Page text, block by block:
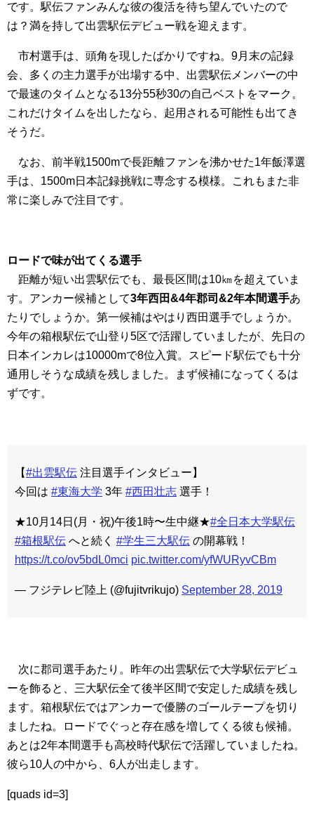
です。駅伝ファンみんな彼の復活を待ち望んでいたので
は？満を持して出雲駅伝デビュー戦を迎えます。
市村選手は、頭角を現したばかりですね。9月末の記録
会、多くの主力選手が出場する中、出雲駅伝メンバーの中
で最速のタイムとなる13分55秒30の自己ベストをマーク。
これだけタイムを出したなら、起用される可能性も出てき
そうだ。
なお、前半戦1500mで長距離ファンを沸かせた1年飯澤選
手は、1500m日本記録挑戦に専念する模様。これもまた非
常に楽しみで注目です。
ロードで味が出てくる選手
距離が短い出雲駅伝でも、最長区間は10㎞を超えていま
す。アンカー候補として3年西田&4年郡司&2年本間選手あ
たりでしょうか。第一候補はやはり西田選手でしょうか。
今年の箱根駅伝で山登り5区で活躍していましたが、先日の
日本インカレは10000mで8位入賞。スピード駅伝でも十分
通用しそうな成績を残しました。まず候補になってくるは
ずです。
【#出雲駅伝 注目選手インタビュー】
今回は #東海大学 3年 #西田壮志 選手！
★10月14日(月・祝)午後1時〜生中継★#全日本大学駅伝
#箱根駅伝 へと続く #学生三大駅伝 の開幕戦！
https://t.co/ov5bdL0mci pic.twitter.com/yfWURyvCBm
— フジテレビ陸上 (@fujitvrikujo) September 28, 2019
次に郡司選手あたり。昨年の出雲駅伝で大学駅伝デビュ
ーを飾ると、三大駅伝全て後半区間で安定した成績を残し
ます。箱根駅伝ではアンカーで優勝のゴールテープを切り
ましたね。ロードでぐっと存在感を増してくる彼も候補。
あとは2年本間選手も高校時代駅伝で活躍していましたね。
彼ら10人の中から、6人が出走します。
[quads id=3]